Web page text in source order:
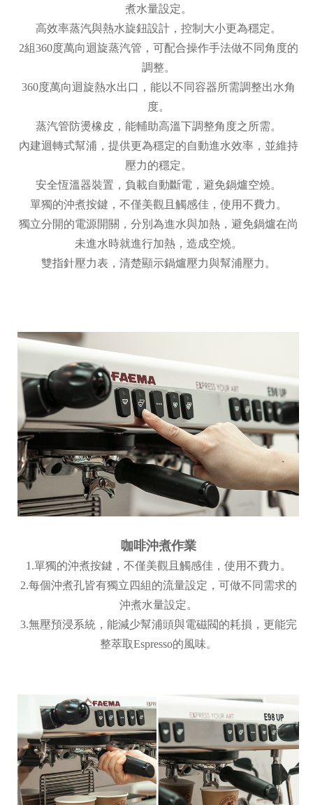
煮水量設定。
高效率蒸汽與熱水旋鈕設計，控制大小更為穩定。
2組360度萬向迴旋蒸汽管，可配合操作手法做不同角度的
調整。
360度萬向迴旋熱水出口，能以不同容器所需調整出水角
度。
蒸汽管防燙橡皮，能輔助高溫下調整角度之所需。
內建迴轉式幫浦，提供更為穩定的自動進水效率，並維持
壓力的穩定。
安全恆溫器裝置，負載自動斷電，避免鍋爐空燒。
單獨的沖煮按鍵，不僅美觀且觸感佳，使用不費力。
獨立分開的電源開關，分別為進水與加熱，避免鍋爐在尚
未進水時就進行加熱，造成空燒。
雙指針壓力表，清楚顯示鍋爐壓力與幫浦壓力。
咖啡沖煮作業
1.單獨的沖煮按鍵，不僅美觀且觸感佳，使用不費力。
2.每個沖煮孔皆有獨立四組的流量設定，可做不同需求的
沖煮水量設定。
3.無壓預浸系統，能減少幫浦頭與電磁閥的耗損，更能完
整萃取Espresso的風味。